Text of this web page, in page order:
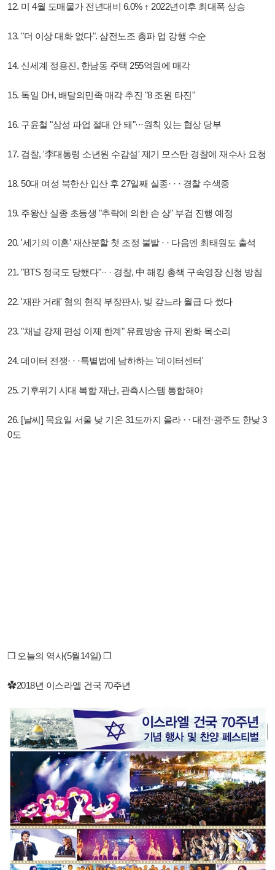
12. 미 4월 도매물가 전년대비 6.0% ↑ 2022년이후 최대폭 상승
13. "더 이상 대화 없다". 삼전노조 총파 업 강행 수순
14. 신세계 정용진, 한남동 주택 255억원에 매각
15. 독일 DH, 배달의민족 매각 추진 "8 조원 타진"
16. 구윤철 "삼성 파업 절대 안 돼"···원칙 있는 협상 당부
17. 검찰, '李대통령 소년원 수감설' 제기 모스탄 경찰에 재수사 요청
18. 50대 여성 북한산 입산 후 27일째 실종· · · 경찰 수색중
19. 주왕산 실종 초등생 "추락에 의한 손 상" 부검 진행 예정
20. '세기의 이혼' 재산분할 첫 조정 불발 · · 다음엔 최태원도 출석
21. "BTS 정국도 당했다"·· · 경찰, 中 해킹 총책 구속영장 신청 방침
22. '재판 거래' 혐의 현직 부장판사, 빚 갚느라 월급 다 썼다
23. "채널 강제 편성 이제 한계" 유료방송 규제 완화 목소리
24. 데이터 전쟁· · ·특별법에 남하하는 '데이터센터'
25. 기후위기 시대 복합 재난, 관측시스템 통합해야
26. [날씨] 목요일 서울 낮 기온 31도까지 올라 · · 대전·광주도 한낮 3
0도
❒ 오늘의 역사(5월14일) ❒
✿2018년 이스라엘 건국 70주년